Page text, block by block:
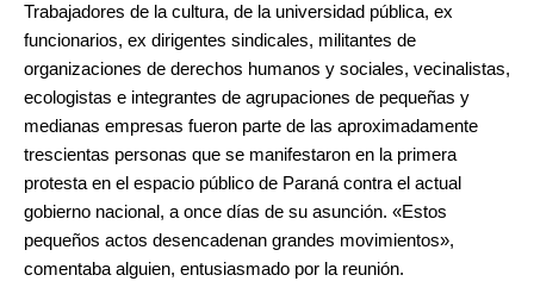
Trabajadores de la cultura, de la universidad pública, ex
funcionarios, ex dirigentes sindicales, militantes de
organizaciones de derechos humanos y sociales, vecinalistas,
ecologistas e integrantes de agrupaciones de pequeñas y
medianas empresas fueron parte de las aproximadamente
trescientas personas que se manifestaron en la primera
protesta en el espacio público de Paraná contra el actual
gobierno nacional, a once días de su asunción. «Estos
pequeños actos desencadenan grandes movimientos»,
comentaba alguien, entusiasmado por la reunión.